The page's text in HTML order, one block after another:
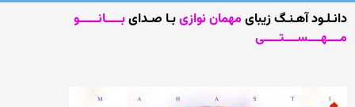
دانـلـود آهـنـگ زیبای مهمان نوازیبـا صـدایبـــــانــــــو
مــــهــــســــتـــــی